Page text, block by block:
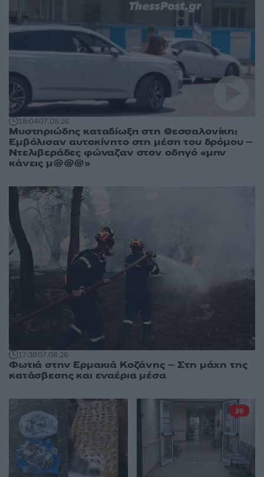
18:0407.08.26
Μυστηριώδης καταδίωξη στη Θεσσαλονίκη:
Εμβόλισαν αυτοκίνητο στη μέση του δρόμου –
Ντελιβεράδες φώναζαν στον οδηγό «μην
κάνεις μ@@@»
17:3807.08.26
Φωτιά στην Ερμακιά Κοζάνης – Στη μάχη της
κατάσβεσης και εναέρια μέσα
28